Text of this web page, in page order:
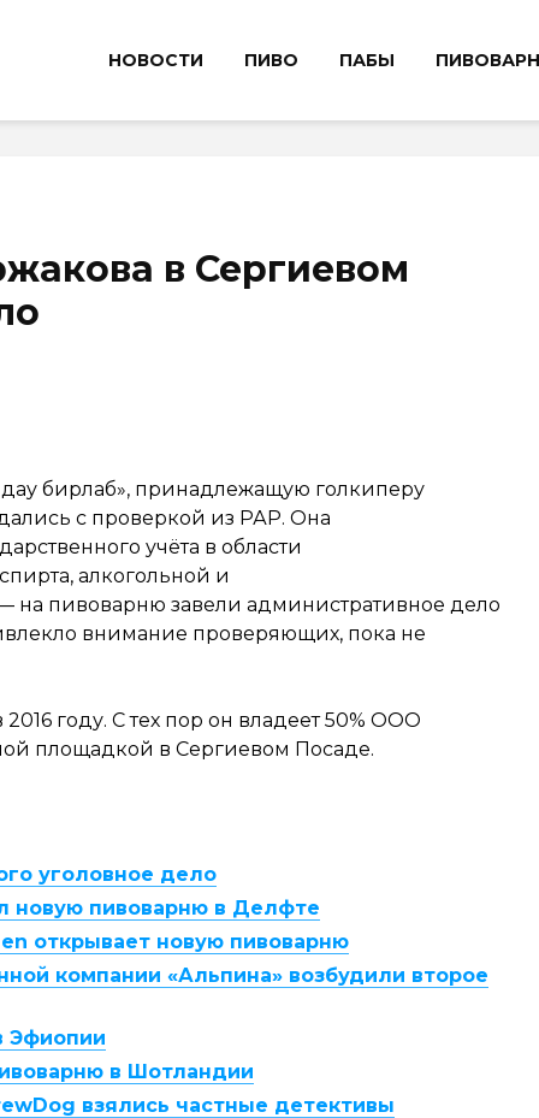
НОВОСТИ ПИВО ПАБЫ
в Сергиевом
бирлаб», принадлежащую голкиперу
с проверкой из РАР. Она
учёта в области
алкогольной и
пивоварню завели административное дело
внимание проверяющих, пока не
году. С тех пор он владеет 50% ООО
площадкой в Сергиевом Посаде.
уголовное дело
новую пивоварню в Делфте
открывает новую пивоварню
компании «Альпина» возбудили второе
Эфиопии
в Шотландии
взялись частные детективы